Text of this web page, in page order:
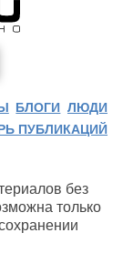
БЛОГИ ЛЮДИ
ПУБЛИКАЦИЙ
без
только